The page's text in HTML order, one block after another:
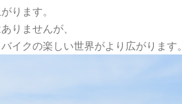
ります。
りませんが、
イクの楽しい世界がより広がります。